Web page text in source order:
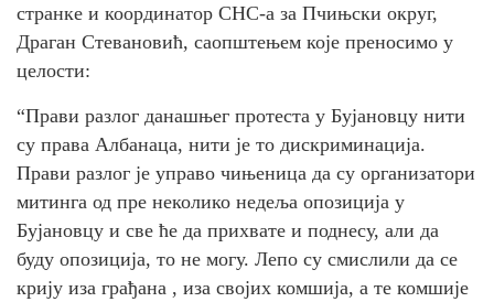
странке и координатор СНС-а за Пчињски округ,
Драган Стевановић, саопштењем које преносимо у
целости:
“Прави разлог данашњег протеста у Бујановцу нити
су права Албанаца, нити је то дискриминација.
Прави разлог је управо чињеница да су организатори
митинга од пре неколико недеља опозиција у
Бујановцу и све ће да прихвате и поднесу, али да
буду опозиција, то не могу. Лепо су смислили да се
крију иза грађана , иза својих комшија, а те комшије